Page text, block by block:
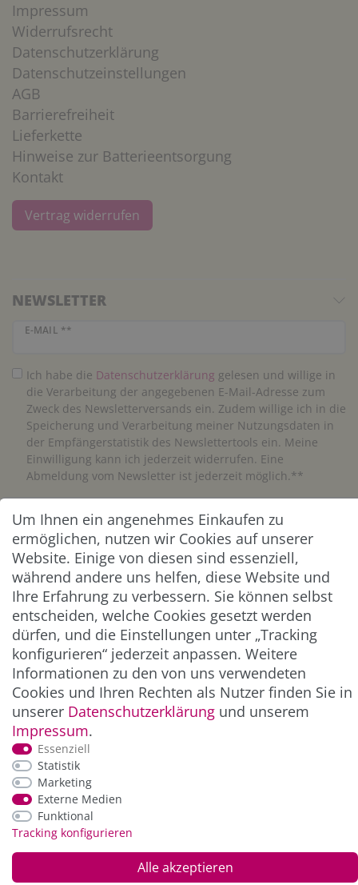
Impressum
Widerrufsrecht
Datenschutzerklärung
Datenschutzeinstellungen
AGB
Barrierefreiheit
Lieferkette
Hinweise zur Batterieentsorgung
Kontakt
Vertrag widerrufen
NEWSLETTER
E-MAIL **
Newsletter Honig
Ich habe die Daten­schutz­erklärung gelesen und willige in
die Verarbeitung der angegebenen E-Mail-Adresse zum
Zweck des Newsletterversands ein. Zudem willige ich in die
Speicherung und Verarbeitung meiner Nutzungsdaten in
der Empfängerstatistik des Newslettertools ein. Meine
Einwilligung kann ich jederzeit widerrufen. Eine
Abmeldung vom Newsletter ist jederzeit möglich.**
Abonnieren
** Hierbei handelt es sich um ein Pflichtfeld.
ZAHLUNG & VERSAND
*Alle Preise inkl. der gesetzl. MwSt. zzgl.
und Versandkosten
Um Ihnen ein angenehmes Einkaufen zu
ermöglichen, nutzen wir Cookies auf unserer
Website. Einige von diesen sind essenziell,
während andere uns helfen, diese Website und
Ihre Erfahrung zu verbessern. Sie können selbst
entscheiden, welche Cookies gesetzt werden
dürfen, und die Einstellungen unter „Tracking
konfigurieren“ jederzeit anpassen. Weitere
Informationen zu den von uns verwendeten
Cookies und Ihren Rechten als Nutzer finden Sie in
unserer Daten­schutz­erklärung und unserem
Impressum.
Essenziell
Statistik
Marketing
Externe Medien
Funktional
Tracking konfigurieren
Alle akzeptieren
© Copyright 2026 Alle Rechte vorbehalten. |